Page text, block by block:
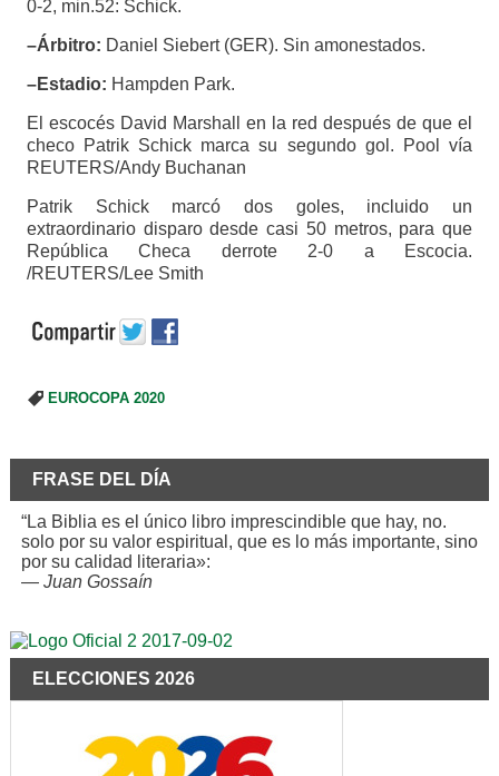
0-2, min.52: Schick.
–Árbitro: Daniel Siebert (GER). Sin amonestados.
–Estadio: Hampden Park.
El escocés David Marshall en la red después de que el
checo Patrik Schick marca su segundo gol. Pool vía
REUTERS/Andy Buchanan
Patrik Schick marcó dos goles, incluido un
extraordinario disparo desde casi 50 metros, para que
República Checa derrote 2-0 a Escocia.
/REUTERS/Lee Smith
EUROCOPA 2020
FRASE DEL DÍA
“La Biblia es el único libro imprescindible que hay, no.
solo por su valor espiritual, que es lo más importante, sino
por su calidad literaria»:
— Juan Gossaín
ELECCIONES 2026